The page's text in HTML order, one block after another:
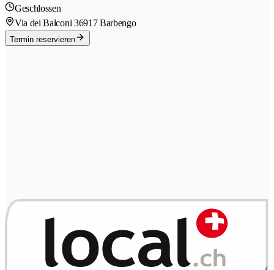
Geschlossen
Via dei Balconi 36917 Barbengo
Termin reservieren